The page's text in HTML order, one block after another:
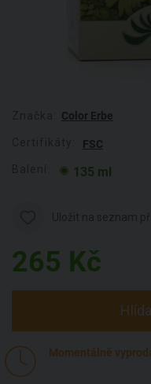
Color Erbe
FSC
135 ml
265 Kč
Momentálně